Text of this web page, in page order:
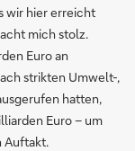
wir hier erreicht
mich stolz.
Euro an
strikten Umwelt-,
hatten,
Euro – um
Auftakt.